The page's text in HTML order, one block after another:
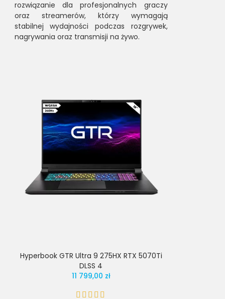
rozwiązanie dla profesjonalnych graczy
oraz streamerów, którzy wymagają
stabilnej wydajności podczas rozgrywek,
nagrywania oraz transmisji na żywo.
Hyperbook GTR Ultra 9 275HX RTX 5070Ti
DLSS 4
11 799,00 zł